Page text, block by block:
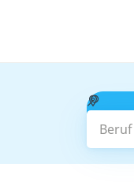
Beruf